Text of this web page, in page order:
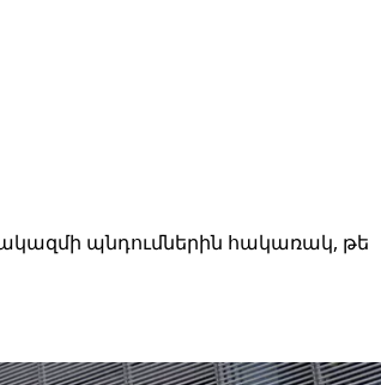
պնդումներին հակառակ, թե